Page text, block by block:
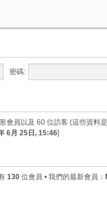
密碼:
會員以及 60 位訪客 (這些資料
6月 25日, 15:46]
130 位會員 • 我們的最新會員：